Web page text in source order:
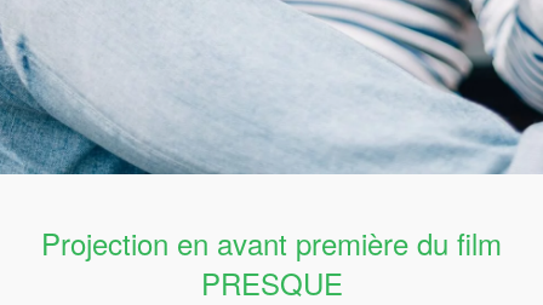
Projection en avant première du film
PRESQUE